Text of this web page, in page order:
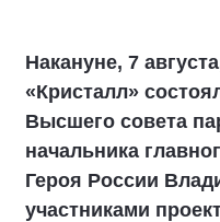
Накануне, 7
«Кристалл»
Высшего совета
начальника
Героя России
участниками